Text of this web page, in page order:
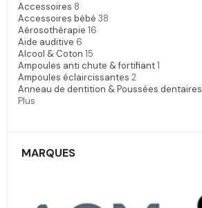
Accessoires 8
Accessoires bébé 38
Aérosothérapie 16
Aide auditive 6
Alcool & Coton 15
Ampoules anti chute & fortifiant1
Ampoules éclaircissantes 2
Anneau de dentition & Poussées dentaires
Plus
MARQUES